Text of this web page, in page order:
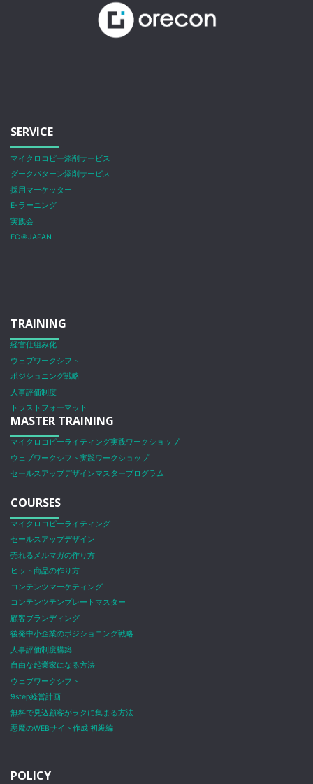
SERVICE
マイクロコピー添削サービス
ダークパターン添削サービス
採用マーケッター
E-ラーニング
実践会
EC＠JAPAN
TRAINING
経営仕組み化
ウェブワークシフト
ポジショニング戦略
人事評価制度
トラストフォーマット
MASTER TRAINING
マイクロコピーライティング実践ワークショップ
ウェブワークシフト実践ワークショップ
セールスアップデザインマスタープログラム
COURSES
マイクロコピーライティング
セールスアップデザイン
売れるメルマガの作り方
ヒット商品の作り方
コンテンツマーケティング
コンテンツテンプレートマスター
顧客ブランディング
後発中小企業のポジショニング戦略
人事評価制度構築
自由な起業家になる方法
ウェブワークシフト
9step経営計画
無料で見込顧客がラクに集まる方法
悪魔のWEBサイト作成 初級編
POLICY